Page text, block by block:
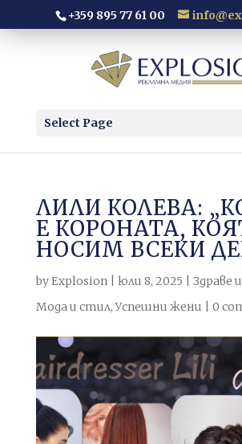
+359 895 77 61 00
Select Page
ЛИЛИ КОЛЕВА:
Е КОРОНАТА,
НОСИМ ВСЕКИ
byExplosion| юли 8, 2025 Здраве
Мода и стил,Успешни жени 0